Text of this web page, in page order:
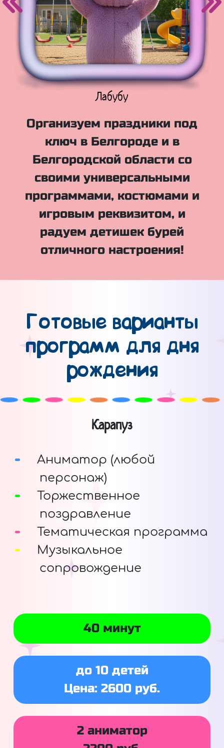
Куклы Лол
Организуем праздники под
ключ в Белгороде и в
Белгородской области со
своими универсальными
программами, костюмами и
игровым реквизитом, и
радуем детишек бурей
отличного настроения!
Готовые варианты
программ для дня
рождения
Карапуз
Аниматор (любой
персонаж)
Торжественное
поздравление
Тематическая программа
Музыкальное
сопровождение
40 минут
до 10 детей
Цена: 2600 руб.
2 аниматор